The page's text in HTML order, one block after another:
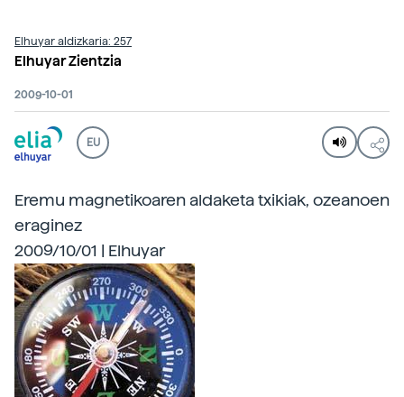
Elhuyar aldizkaria: 257
Elhuyar Zientzia
2009-10-01
EU
Eremu magnetikoaren aldaketa txikiak, ozeanoen
eraginez
2009/10/01 | Elhuyar